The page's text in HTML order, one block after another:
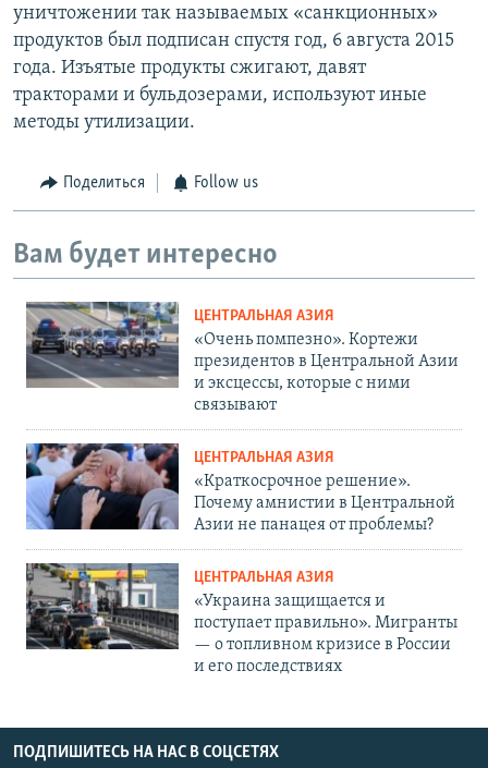
уничтожении так называемых «санкционных»
продуктов был подписан спустя год, 6 августа 2015
года. Изъятые продукты сжигают, давят
тракторами и бульдозерами, используют иные
методы утилизации.
Поделиться Follow us
Вам будет интересно
ЦЕНТРАЛЬНАЯ АЗИЯ
«Очень помпезно». Кортежи
президентов в Центральной Азии
и эксцессы, которые с ними
связывают
ЦЕНТРАЛЬНАЯ АЗИЯ
«Краткосрочное решение».
Почему амнистии в Центральной
Азии не панацея от проблемы?
ЦЕНТРАЛЬНАЯ АЗИЯ
«Украина защищается и
поступает правильно». Мигранты
— о топливном кризисе в России
и его последствиях
ПОДПИШИТЕСЬ НА НАС В СОЦСЕТЯХ